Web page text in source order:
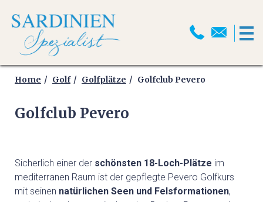
MOTORRADREISEN
MOTORRADPROGRAMM
MOTORRAD ABSCHLUSSFAHRT
2026
Home Golf Golfplätze Golfclub Pevero
Golfclub Pevero
Sicherlich einer der schönsten 18-Loch-Plätze im
mediterranen Raum ist der gepflegte Pevero Golfkurs
mit seinen natürlichen Seen und Felsformationen,